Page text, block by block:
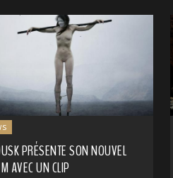
PRÉSENTE SON NOUVEL
AVEC UN CLIP